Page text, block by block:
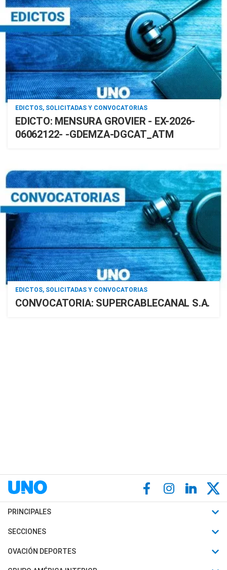
EDICTOS, SOLICITADAS Y CONVOCATORIAS
EDICTO: MENSURA GROVIER - EX-2026-
06062122- -GDEMZA-DGCAT_ATM
EDICTOS, SOLICITADAS Y CONVOCATORIAS
CONVOCATORIA: SUPERCABLECANAL S.A.
PRINCIPALES
Últimas Noticias
Política
SECCIONES
Horóscopo
Motores
OVACIÓN DEPORTES